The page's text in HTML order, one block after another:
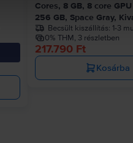
Cores, 8 GB, 8 core GPU
256 GB, Space Gray,
Becsült kiszállítás: 1-3
0% THM, 3 részletben
217.790 Ft
Kosárba